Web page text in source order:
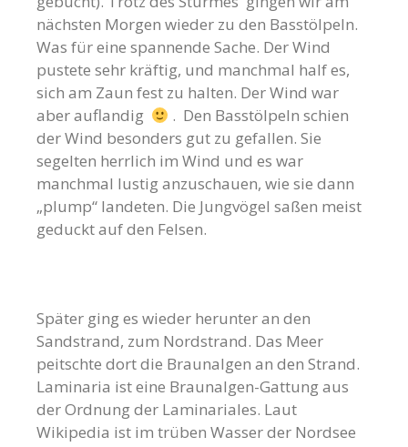
nächsten Morgen wieder zu den Basstölpeln.
Was für eine spannende Sache. Der Wind
pustete sehr kräftig, und manchmal half es,
sich am Zaun fest zu halten. Der Wind war
aber auflandig
. Den Basstölpeln schien
der Wind besonders gut zu gefallen. Sie
segelten herrlich im Wind und es war
manchmal lustig anzuschauen, wie sie dann
„plump“ landeten. Die Jungvögel saßen meist
geduckt auf den Felsen.
Später ging es wieder herunter an den
Sandstrand, zum Nordstrand. Das Meer
peitschte dort die Braunalgen an den Strand.
Laminaria ist eine Braunalgen-Gattung aus
der Ordnung der Laminariales. Laut
Wikipedia ist im trüben Wasser der Nordsee